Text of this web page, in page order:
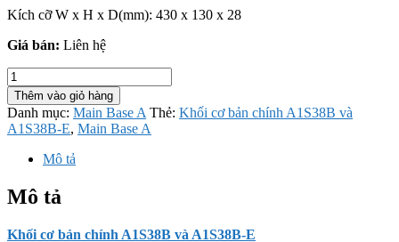
Kích cỡ W x H x D(mm): 430 x 130 x 28
Giá bán: Liên hệ
Khối
cơ
bản
chính
A1S38B
A1S38B-
E
số
Thêm vào giỏ hàng
Danh mục: Main Base A Thẻ: Khối cơ bản chính A1S38B và
A1S38B-E, Main Base A
Mô tả
Mô tả
Khối cơ bản chính A1S38B và A1S38B-E